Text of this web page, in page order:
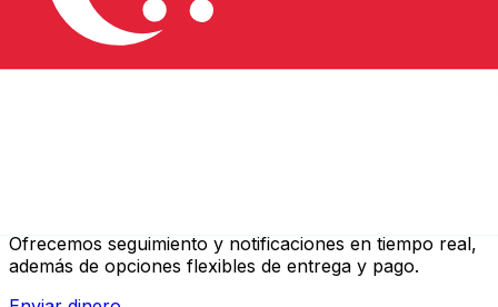
Ofrecemos seguimiento y notificaciones en tiempo real,
además de opciones flexibles de entrega y pago.